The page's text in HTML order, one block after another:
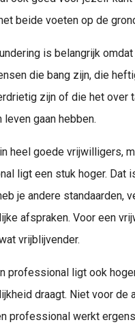
beide voeten op de
is belangrijk
die bang zijn, die
zijn of die het over
leven gaan hebben.
heel goede vrijwilligers,
ligt een stuk hoger. Dat
je andere standaarden,
afspraken. Voor een
vrijblijvender.
professional ligt ook
draagt. Niet voor de
professional werkt